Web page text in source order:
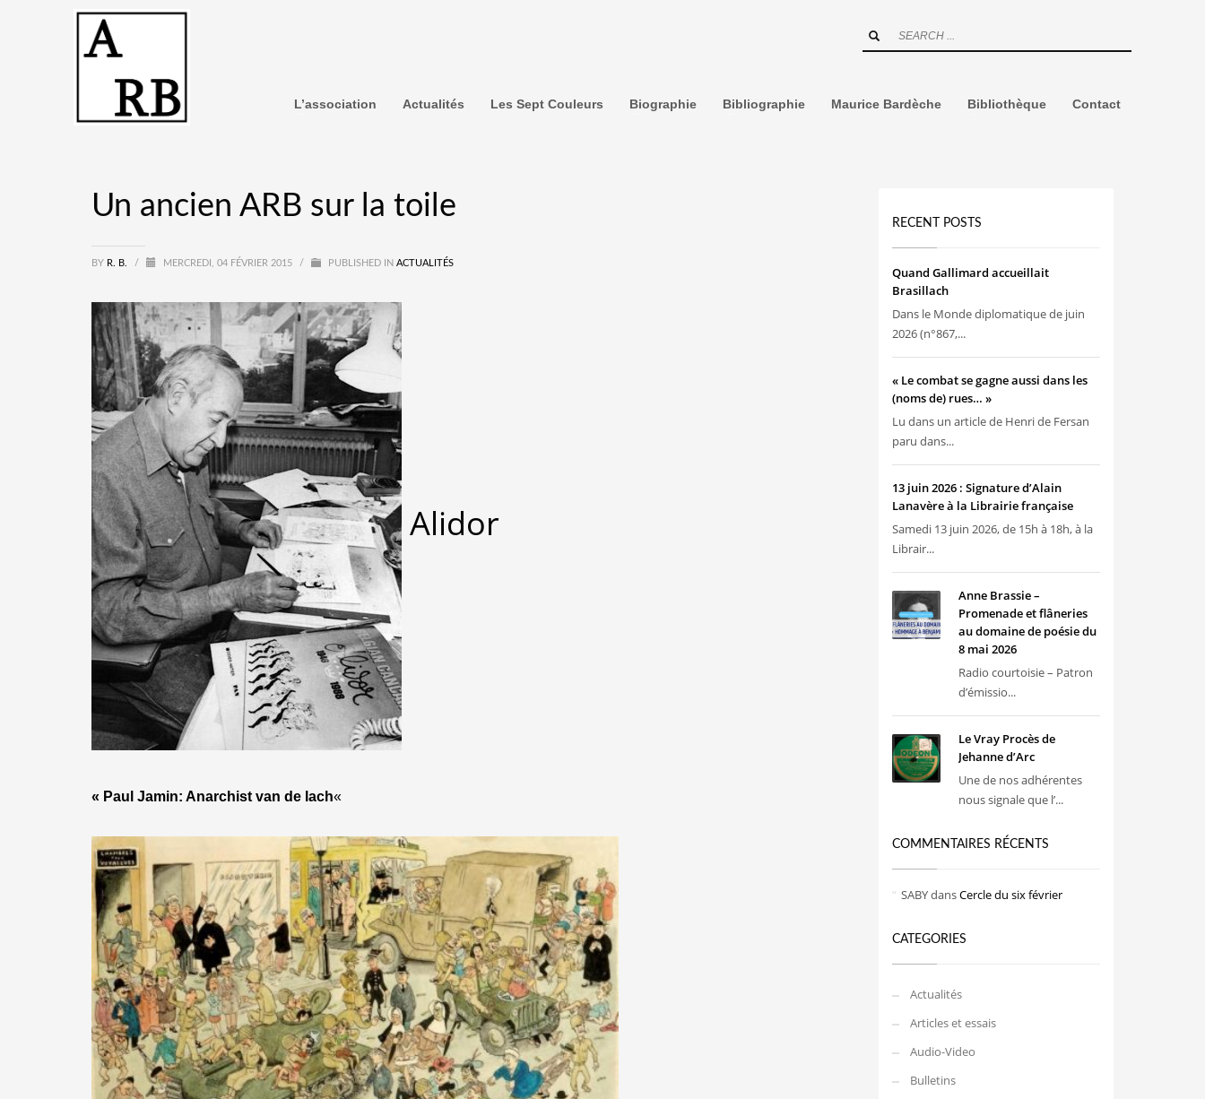
L’association Actualités Les Sept Couleurs Biographie Bibliographie Maurice Bardèche Bibliothèque Contact
Un ancien ARB sur la toile
BY R. B. / MERCREDI, 04 FÉVRIER 2015 / PUBLISHED IN ACTUALITÉS
Alidor
« Paul Jamin: Anarchist van de lach«
RECENT POSTS
Quand Gallimard accueillait
Brasillach
Dans le Monde diplomatique de juin
2026 (n°867,...
« Le combat se gagne aussi dans les
(noms de) rues… »
Lu dans un article de Henri de Fersan
paru dans...
13 juin 2026 : Signature d’Alain
Lanavère à la Librairie française
Samedi 13 juin 2026, de 15h à 18h, à la
Librair...
Anne Brassie –
Promenade et flâneries
au domaine de poésie du
8 mai 2026
Radio courtoisie – Patron
d’émissio...
Le Vray Procès de
Jehanne d’Arc
Une de nos adhérentes
nous signale que l’...
COMMENTAIRES RÉCENTS
SABYdansCercle du six février
CATEGORIES
Actualités
Articles et essais
Audio-Video
Bulletins